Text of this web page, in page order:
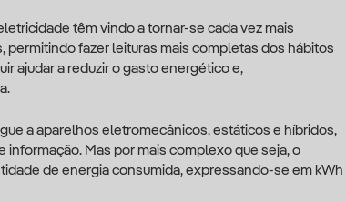
têm vindo a tornar-se cada vez mais
fazer leituras mais completas dos hábitos
ajudar a reduzir o gasto energético e,
a aparelhos eletromecânicos, estáticos e híbridos,
Mas por mais complexo que seja, o
de energia consumida, expressando-se em kWh